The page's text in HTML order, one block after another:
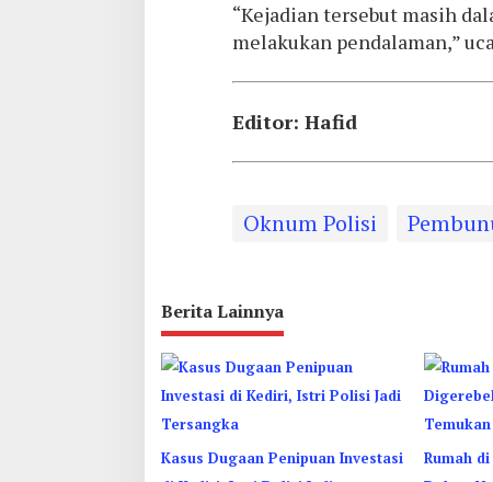
“Kejadian tersebut masih
melakukan pendalaman,”
Editor: Hafid
Oknum Polisi
Berita Lainnya
Kasus Dugaan Penipuan Investasi
Rumah